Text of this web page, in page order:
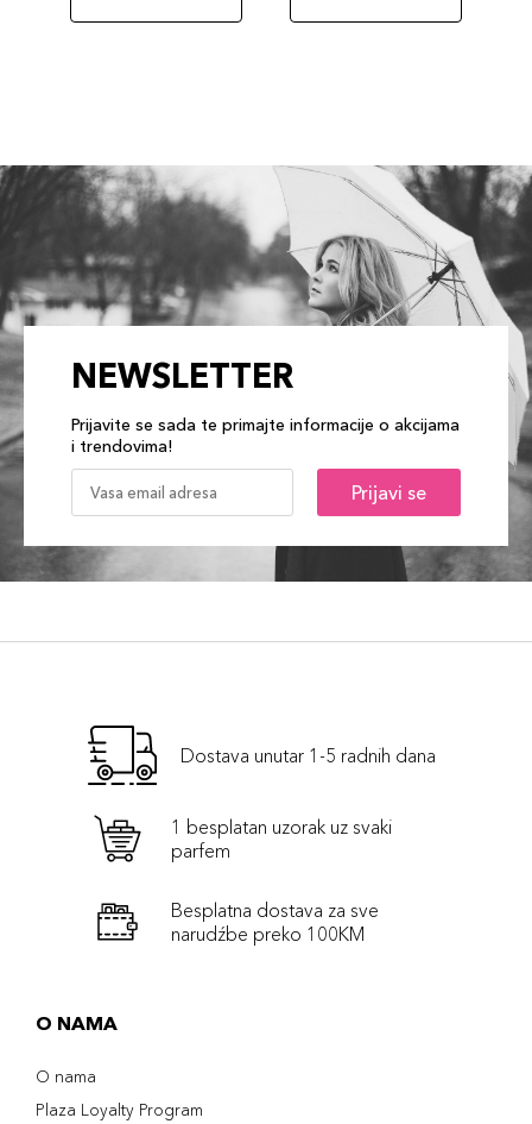
NEWSLETTER
Prijavite se sada te primajte informacije o akcijama
i trendovima!
Prijavi se
Dostava unutar 1-5 radnih dana
1 besplatan uzorak uz svaki
parfem
Besplatna dostava za sve
narudźbe preko 100KM
O NAMA
O nama
Plaza Loyalty Program